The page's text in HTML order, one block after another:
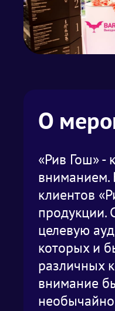
О
«Рив Гош» -
вниманием.
клиентов
продукции.
целевую
которых и
различных
внимание